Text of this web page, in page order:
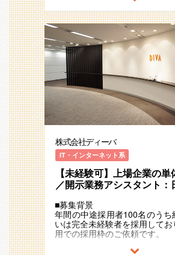
■業務要約
大手上場会社の連結決算や開
子会社の単体決算業務を担当
す。
■業務内容
上場企業（上場子会社）決算業
ェクトのメンバーとして下記業
いただきます。
まずはメンバーとしてご入社
くゆくはプロジェクトの主担
をお任せしていく想定のポジシ
※繰り返し業務改善も行うこと
っていただきます。
※同社は持ち帰り（新宿オフィ
が9割程度ですが、プロジェク
よっては常駐対応をいただく可
います。
◇連結決算業務（一例）
・連結精算表作成
・開示資料(有価証券報告書、
作成
・業務改善提案（Excel等を活用
株式会社ディーバ
IT・インターネット系
【未経験可】上場企業の
／開示業務アシスタント：
ずれかの経験があればOK◎
■募集背景
年間の中途採用者100名のうち
いは完全未経験者を採用して
用での採用枠のご依頼です。